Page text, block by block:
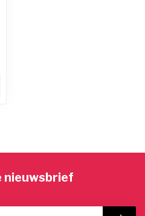
nieuwsbrief